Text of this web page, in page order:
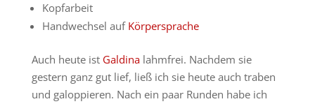
Kopfarbeit
Handwechsel auf Körpersprache
Auch heute ist Galdinalahmfrei. Nachdem sie
gestern ganz gut lief, ließ ich sie heute auch traben
und galoppieren. Nach ein paar Runden habe ich